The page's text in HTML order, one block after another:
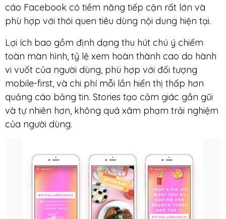
cáo Facebook có tiềm năng tiếp cận rất lớn và
phù hợp với thói quen tiêu dùng nội dung hiện tại.
Lợi ích bao gồm định dạng thu hút chú ý chiếm
toàn màn hình, tỷ lệ xem hoàn thành cao do hành
vi vuốt của người dùng, phù hợp với đối tượng
mobile-first, và chi phí mỗi lần hiển thị thấp hơn
quảng cáo bảng tin. Stories tạo cảm giác gần gũi
và tự nhiên hơn, không quá xâm phạm trải nghiệm
của người dùng.